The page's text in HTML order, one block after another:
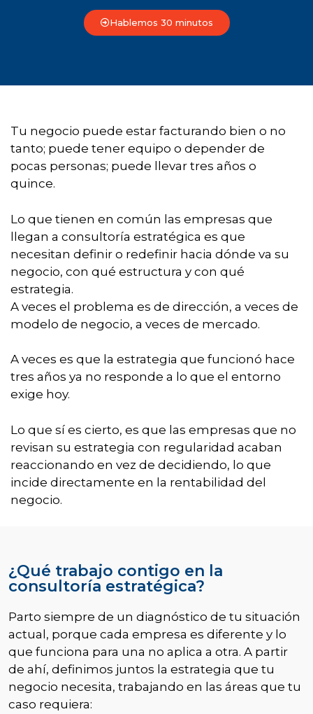
Hablemos 30 minutos
Tu negocio puede estar facturando bien o no
tanto; puede tener equipo o depender de
pocas personas; puede llevar tres años o
quince.
Lo que tienen en común las empresas que
llegan a consultoría estratégica es que
necesitan definir o redefinir hacia dónde va su
negocio, con qué estructura y con qué
estrategia.
A veces el problema es de dirección, a veces de
modelo de negocio, a veces de mercado.
A veces es que la estrategia que funcionó hace
tres años ya no responde a lo que el entorno
exige hoy.
Lo que sí es cierto, es que las empresas que no
revisan su estrategia con regularidad acaban
reaccionando en vez de decidiendo, lo que
incide directamente en la rentabilidad del
negocio.
¿Qué trabajo contigo en la
consultoría estratégica?
Parto siempre de un diagnóstico de tu situación
actual, porque cada empresa es diferente y lo
que funciona para una no aplica a otra. A partir
de ahí, definimos juntos la estrategia que tu
negocio necesita, trabajando en las áreas que tu
caso requiera: